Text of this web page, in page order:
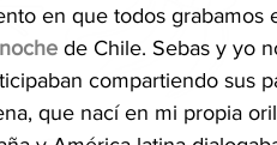
en que todos grabamos
de Chile. Sebas y yo
compartiendo sus
que nací en mi propia